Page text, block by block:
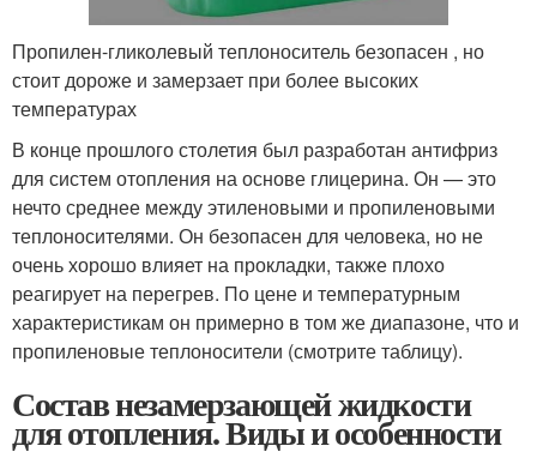
Пропилен-гликолевый теплоноситель безопасен , но
стоит дороже и замерзает при более высоких
температурах
В конце прошлого столетия был разработан антифриз
для систем отопления на основе глицерина. Он — это
нечто среднее между этиленовыми и пропиленовыми
теплоносителями. Он безопасен для человека, но не
очень хорошо влияет на прокладки, также плохо
реагирует на перегрев. По цене и температурным
характеристикам он примерно в том же диапазоне, что и
пропиленовые теплоносители (смотрите таблицу).
Состав незамерзающей жидкости
для отопления. Виды и особенности